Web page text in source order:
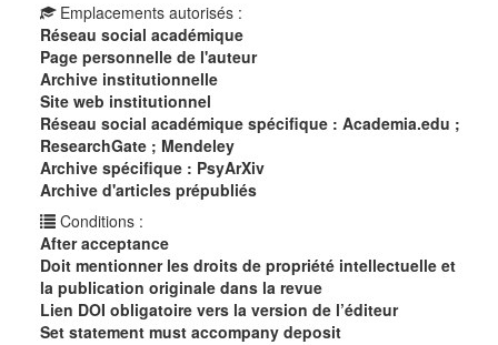
Emplacements autorisés :
Réseau social académique
Page personnelle de l'auteur
Archive institutionnelle
Site web institutionnel
Réseau social académique spécifique : Academia.edu ;
ResearchGate ; Mendeley
Archive spécifique : PsyArXiv
Archive d'articles prépubliés
Conditions :
After acceptance
Doit mentionner les droits de propriété intellectuelle et
la publication originale dans la revue
Lien DOI obligatoire vers la version de l’éditeur
Set statement must accompany deposit